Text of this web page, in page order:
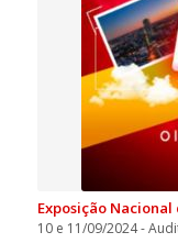
Exposição Nacional
10 e 11/09/2024 -